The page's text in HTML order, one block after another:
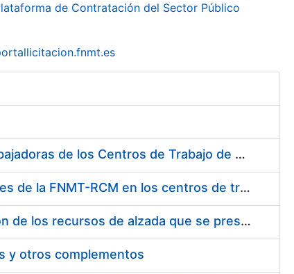
de Contratación del Sector Público
Suministro de Protectores Auditivos a medida para las personas trabajadoras de los Centros de Trabajo de Madrid y Burgos
Suministro de gafas graduadas antiproyecciones para los trabajadores de la FNMT-RCM en los centros de trabajo de Madrid y Burgos
Servicios de una empresa externa para el asesoramiento y resolución de los recursos de alzada que se presentan relacionados con procesos de selección para la FNMT-RCM
y otros complementos